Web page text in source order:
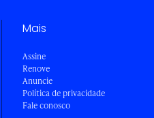
Mais
Assine
Renove
Anuncie
Política de privacidade
Fale conosco